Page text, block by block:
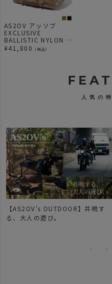
AS2OV アッソブ
EXCLUSIVE
BALLISTIC NYLON -
2WAY BOSTON BAG
GOLF SERIES ボスト
¥41,800 （税込）
人気の
【AS2OV's OUTDOOR】共鳴す
る、大人の遊び。